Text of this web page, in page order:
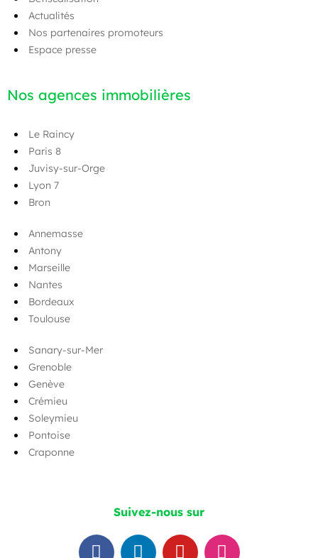
Actualités
Nos partenaires promoteurs
Espace presse
Nos agences immobilières
Le Raincy
Paris 8
Juvisy-sur-Orge
Lyon 7
Bron
Annemasse
Antony
Marseille
Nantes
Bordeaux
Toulouse
Sanary-sur-Mer
Grenoble
Genève
Crémieu
Soleymieu
Pontoise
Craponne
Suivez-nous sur